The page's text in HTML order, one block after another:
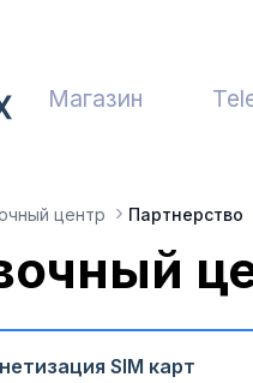
Магазин
центр Партнерство
SIM карт